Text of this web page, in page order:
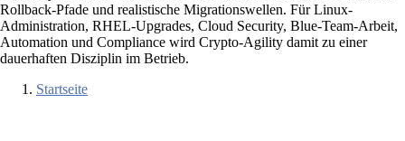
Rollback-Pfade und realistische Migrationswellen. Für Linux-
Administration, RHEL-Upgrades, Cloud Security, Blue-Team-Arbeit,
Automation und Compliance wird Crypto-Agility damit zu einer
dauerhaften Disziplin im Betrieb.
Startseite